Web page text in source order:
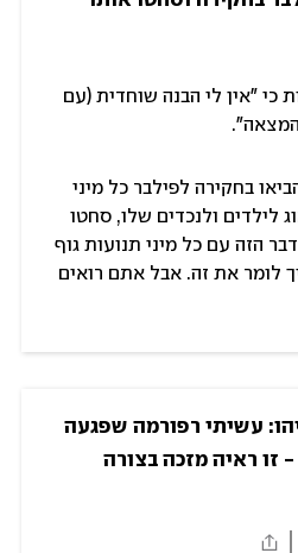
כי "אין לי הבנה שוחדית (עם
בחקירה לפילבר כל מיני
לילדים ולנכדים שלו, סחטו
הזה עם כל מיני תנועות גוף
לומר את זה. אבל אתם רואים
בבזק והסתירו את זה - זו ראיה מזכה בצורה